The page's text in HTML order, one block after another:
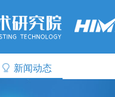
新闻动态